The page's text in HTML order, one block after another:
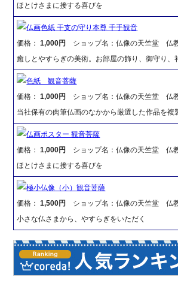
ほとけさまに接する喜びを
仏画色紙 干支の守り本尊 千手観音
価格：1,000円
ショップ名：仏像の天竺堂 仏
癒しとやすらぎの美術。お部屋の飾り、御守り、
色紙 観音菩薩
価格：1,000円
ショップ名：仏像の天竺堂 仏
当社保有の肉筆仏画のなかから厳選した作品を複
仏画ポスター 観音菩薩
価格：1,000円
ショップ名：仏像の天竺堂 仏
ほとけさまに接する喜びを
極小仏像（小）観音菩薩
価格：1,500円
ショップ名：仏像の天竺堂 仏
小さな仏さまから、やすらぎをいただく